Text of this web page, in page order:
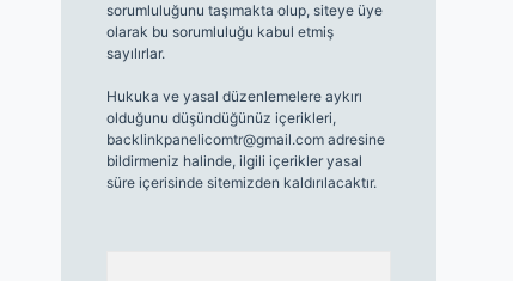
sorumluluğunu taşımakta olup, siteye üye
olarak bu sorumluluğu kabul etmiş
sayılırlar.
Hukuka ve yasal düzenlemelere aykırı
olduğunu düşündüğünüz içerikleri,
backlinkpanelicomtr@gmail.comadresine
bildirmeniz halinde, ilgili içerikler yasal
süre içerisinde sitemizden kaldırılacaktır.